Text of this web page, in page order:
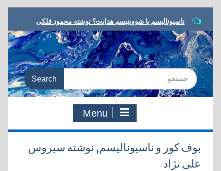
to
content
ناسیونالیسم یا شووینیسم هدایت؟ نوشته محمود فلکی
مشروطه در ترازو، نوشته داریوش رحمانیان
معرفی کتاب، یا مرگ یا تجدد، نوشته نوید کلاه‌رودی
شعر مشروطه در رویارویی با تجدد، نوشته هادی دقیق
به سوی معنای جدید، مروری بر کتاب:‌ یا مرگ یا تجدد،
Search
for:
Menu
بوف کور و ناسيوناليسم, نوشته سیروس
علی نژاد